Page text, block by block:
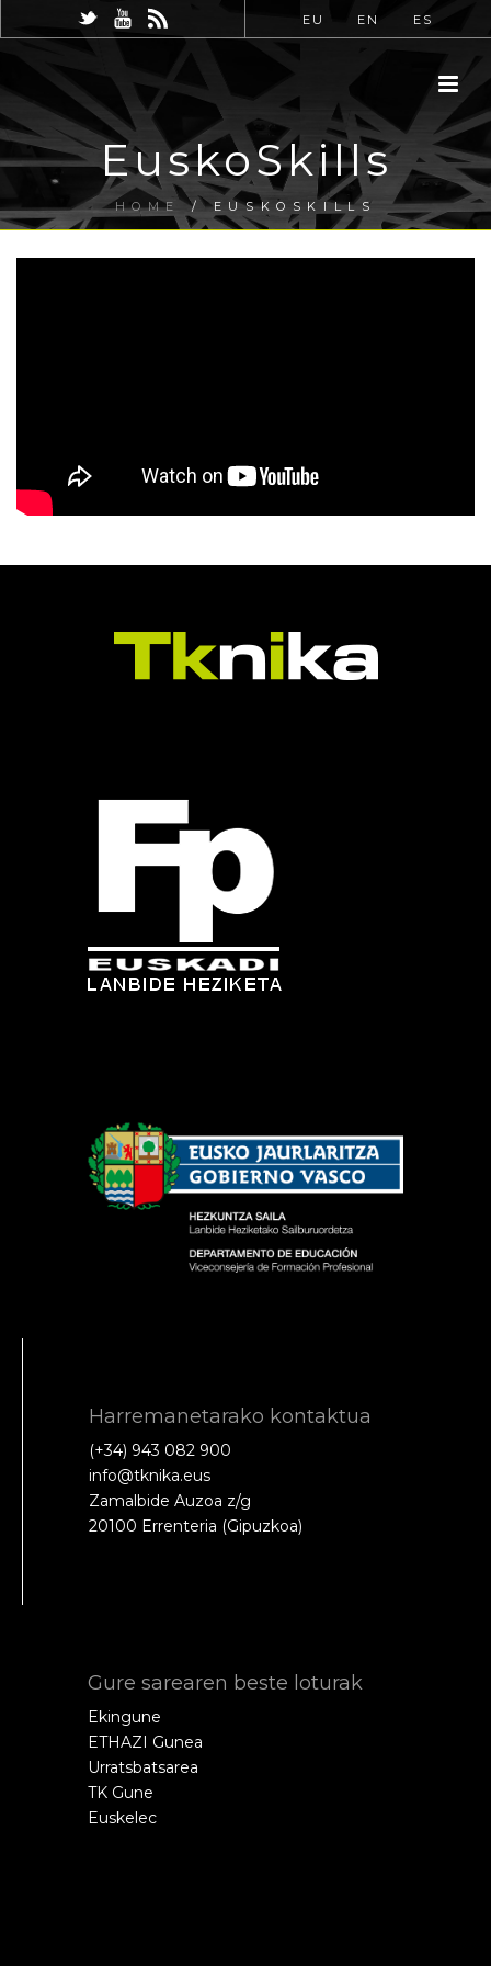
EU EN ES
EuskoSkills
HOME /EUSKOSKILLS
Harremanetarako kontaktua
(+34) 943 082 900
info@tknika.eus
Zamalbide Auzoa z/g
20100 Errenteria (Gipuzkoa)
Gure sarearen beste loturak
Ekingune
ETHAZI Gunea
Urratsbatsarea
TK Gune
Euskelec